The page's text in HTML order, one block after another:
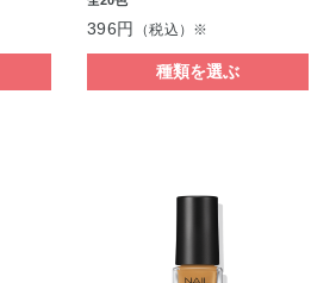
396円 （税込）※
種類を選ぶ